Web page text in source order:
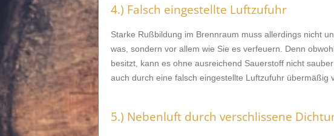
4.) Falsch eingestellte Luftzufuhr
Starke Rußbildung im Brennraum muss allerdings nicht
was, sondern vor allem wie Sie es verfeuern. Denn
besitzt, kann es ohne ausreichend Sauerstoff nicht
auch durch eine falsch eingestellte Luftzufuhr übermäßig
5.) Nebenluft durch verschlissene